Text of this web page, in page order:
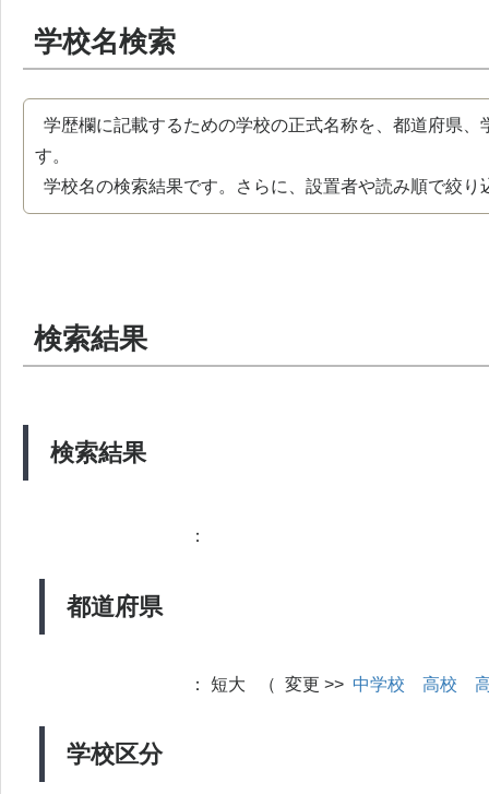
学校名検索
学歴欄に記載するための学校の正式名称を、都道府県
す。
学校名の検索結果です。さらに、設置者や読み順で絞り
検索結果
検索結果
都道府県
：
学校区分
： 短大 （ 変更 >> 中学校 高校